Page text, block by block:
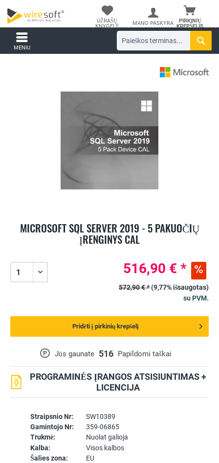
PIRKINIŲ
KREPŠELIS
UŽRAŠŲ
KNYGELĖ
MANO PASKYRA
MENIU
MICROSOFT SQL SERVER 2019 - 5 PAKUOČIŲ
ĮRENGINYS CAL
Straipsnio Nr:
SW10389
Gamintojo Nr:
359-06865
Trukmė:
Nuolat galioja
Kalba:
Visos kalbos
Šalies zona:
EU
P Jūs gaunate 516 Papildomi taškai
PROGRAMINĖS ĮRANGOS ATSISIUNTIMAS +
LICENCIJA
516,90 € *
572,90 € *(9,77% išsaugotas)
su PVM.
Pridėti į pirkinių krepšelį